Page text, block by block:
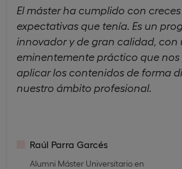
El máster ha cumplido con
expectativas que tenía. Es un
innovador y de gran calidad, con
eminentemente práctico que nos
aplicar los contenidos de forma
nuestro ámbito profesional.
Raúl Parra Garcés
Alumni Máster Universitario en